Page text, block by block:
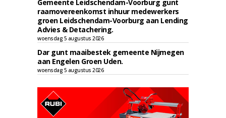
Gemeente Leidschendam-Voorburg gunt
raamovereenkomst inhuur medewerkers
groen Leidschendam-Voorburg aan Lending
Advies & Detachering.
woensdag 5 augustus 2026
Dar gunt maaibestek gemeente Nijmegen
aan Engelen Groen Uden.
woensdag 5 augustus 2026